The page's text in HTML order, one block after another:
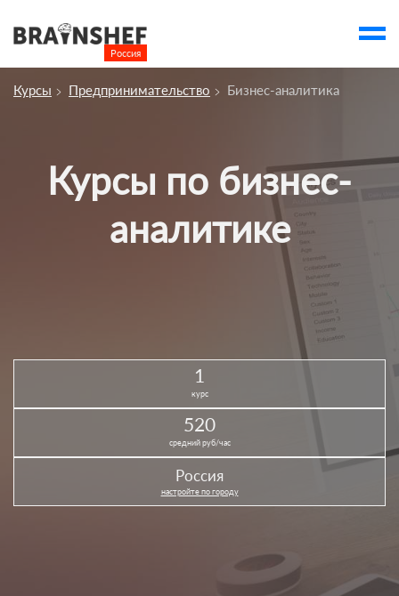
Россия
Компании
Вузы
Курсы Предпринимательство Бизнес-аналитика
Курсы по бизнес-
аналитике
1
курс
520
средний руб/час
Россия
настройте по городу